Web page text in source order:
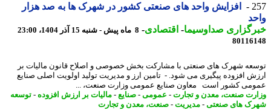
افزایش واحد های صنعتی کشور در شهرک ها به صد هزار
صداوسیما-اقتصادی-8 ماه پیش - شنبه 15 آذر 1404، 23:00
شهرک های صنعتی با مشارکت بخش خصوصی و اصلاح قانون مالیات بر
افزوده پیگیری می شود. - تامین ارز و مدیریت تولید اولویت اصلی صنایع
کشور است معاون صنایع عمومی وزارت صنعت، ...
صنعت، معدن و تجارت- عمومی-صنایع-مالیات بر ارزش افزوده-توسعه
های صنعتی-مدیریت-صنعت، معدن و تجارت